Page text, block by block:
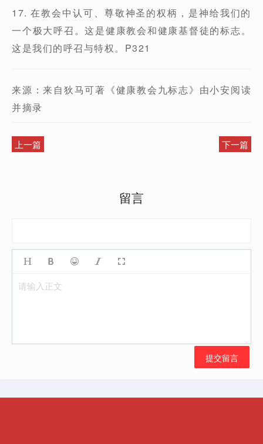
17. 在教会中认可、尊敬神圣的权柄，是神给我们的
一个极大呼召。这是健康教会和健康基督徒的标志。
这是我们的呼召与特权。P321
来源：来自狄马可著《健康教会九标志》由小安阅读
并摘录
上一篇 下一篇
留言
请输入正文
提交留言